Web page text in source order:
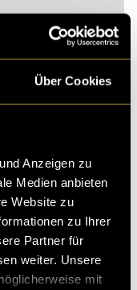
Über Cookies
Anzeigen zu
Medien anbieten
Website zu
zu Ihrer
Partner für
weiter. Unsere
mit
Cookies um
und
musste ich eine